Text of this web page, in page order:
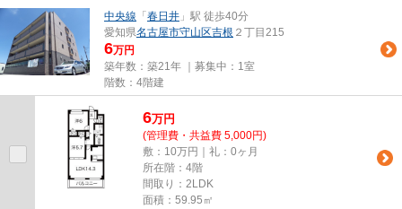
中央線 「 春日井 」駅 徒歩40分
愛知県名古屋市守山区吉根 ２丁目215
6万円
築年数：築21年 ｜募集中： 1室
階数：4階建
6万円
(管理費・共益費 5,000円)
敷：10万円｜礼：0ヶ月
所在階：4階
間取り：2LDK
面積：59.95㎡